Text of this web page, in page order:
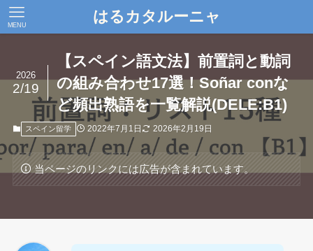
はるカタルーニャ
MENU
【スペイン語文法】前置詞と動詞
の組み合わせ17選！Soñar conな
ど頻出熟語を一覧解説(DELE:B1)
2026
2/19
スペイン留学 2022年7月1日 2026年2月19日
当ページのリンクには広告が含まれています。